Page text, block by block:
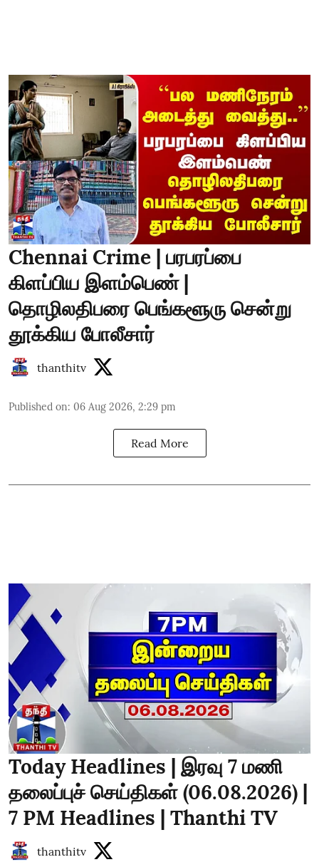
Chennai Crime | பரபரப்பை
கிளப்பிய இளம்பெண் |
தொழிலதிபரை பெங்களூரு சென்று
தூக்கிய போலீசார்
thanthitv
Published on: 06 Aug 2026, 2:29 pm
Read More
Today Headlines | இரவு 7 மணி
தலைப்புச் செய்திகள் (06.08.2026) |
7 PM Headlines | Thanthi TV
thanthitv